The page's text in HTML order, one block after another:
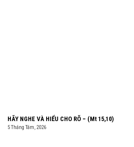
HÃY NGHE VÀ HIỂU CHO RÕ – (Mt 15,10)
5 Tháng Tám, 2026